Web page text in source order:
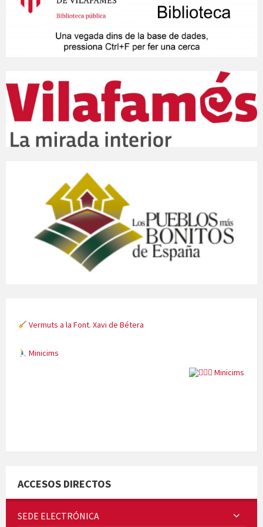
Vermuts a la Font. Xavi de Bétera
Minicims
ACCESOS DIRECTOS
SEDE ELECTRÓNICA